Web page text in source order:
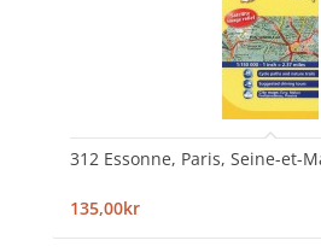
312 Essonne, Paris, Seine-et-
135,00kr